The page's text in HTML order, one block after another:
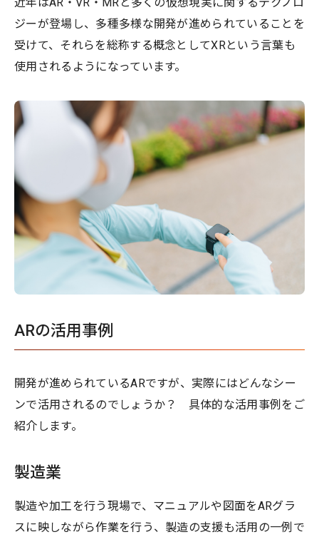
ジーが登場し、多種多様な開発が進められていることを
受けて、それらを総称する概念としてXRという言葉も
使用されるようになっています。
ARの活用事例
開発が進められているARですが、実際にはどんなシー
ンで活用されるのでしょうか？ 具体的な活用事例をご
紹介します。
製造業
製造や加工を行う現場で、マニュアルや図面をARグラ
スに映しながら作業を行う、製造の支援も活用の一例で